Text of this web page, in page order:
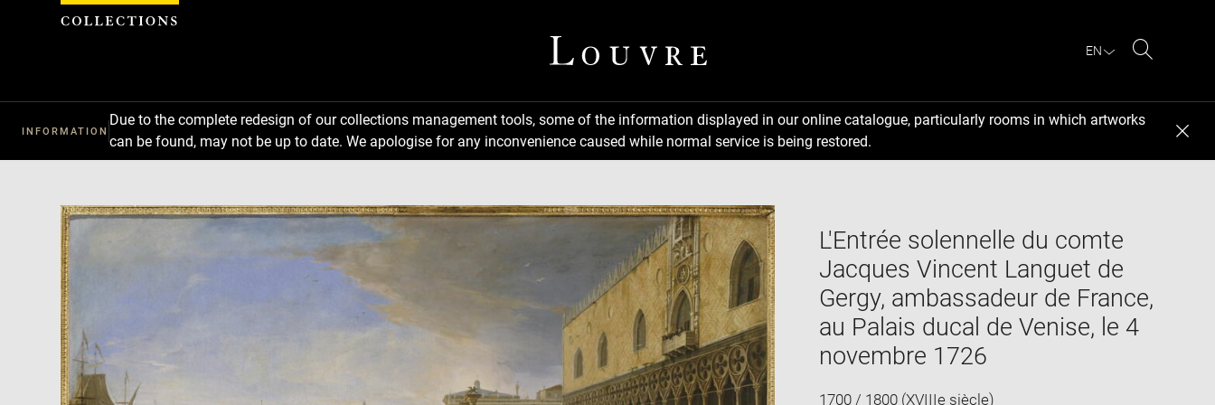
EN
INFORMATION
Due to the complete redesign of our collections management tools, some of the information displayed in our online catalogue, particularly rooms in which artworks
can be found, may not be up to date. We apologise for any inconvenience caused while normal service is being restored.
L'Entrée solennelle du comte
Jacques Vincent Languet de
Gergy, ambassadeur de France,
au Palais ducal de Venise, le 4
novembre 1726
1700 / 1800 (XVIIIe siècle)
Cookies management panel